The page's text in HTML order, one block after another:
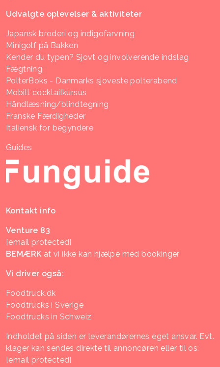
Udvalgte oplevelser & aktiviteter
Japansk broderi og indigofarvning
Minigolf på Bakken
Kender du typen? Sjovt og involverende indslag
Fægtning
PolterBoks - Danmarks sjoveste polterabend
Mobilt cocktailkursus
Håndlæsning/blindtegning
Franske Færdigheder
Italiensk for begyndere
Guides
Kontakt info
Venture 83
[email protected]
BEMÆRK at vi ikke kan hjælpe med bookinger
Vi driver også:
Foodtruck.dk
Foodtrucks i Sverige
Foodtrucks in Schweiz
Indholdet på siden er leverandørernes eget ansvar. Evt.
klager kan sendes direkte til annoncøren eller til os:
[email protected]